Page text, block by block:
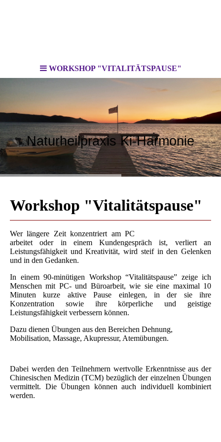
WORKSHOP "VITALITÄTSPAUSE"
Naturheilpraxis Ki-Harmonie
Workshop "Vitalitätspause"
Wer längere Zeit konzentriert am PC
arbeitet oder in einem Kundengespräch ist, verliert an
Leistungsfähigkeit und Kreativität, wird steif in den Gelenken
und in den Gedanken.
In einem 90-minütigen Workshop “Vitalitätspause” zeige ich
Menschen mit PC- und Büroarbeit, wie sie eine maximal 10
Minuten kurze aktive Pause einlegen, in der sie ihre
Konzentration sowie ihre körperliche und geistige
Leistungsfähigkeit verbessern können.
Dazu dienen Übungen aus den Bereichen Dehnung,
Mobilisation, Massage, Akupressur, Atemübungen.
Dabei werden den Teilnehmern wertvolle Erkenntnisse aus der
Chinesischen Medizin (TCM) bezüglich der einzelnen Übungen
vermittelt. Die Übungen können auch individuell kombiniert
werden.